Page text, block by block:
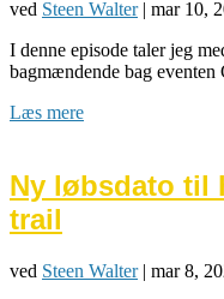
ved Steen Walter| mar 10,
I denne episode taler jeg
bagmændende bag eventen
Læs mere
Ny løbsdato til
trail
ved Steen Walter| mar 8,